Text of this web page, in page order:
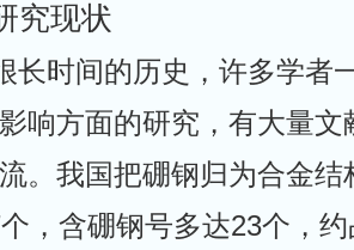
究现状
长时间的历史，许多学者
响方面的研究，有大量
。我国把硼钢归为合金
个，含硼钢号多达23个，约